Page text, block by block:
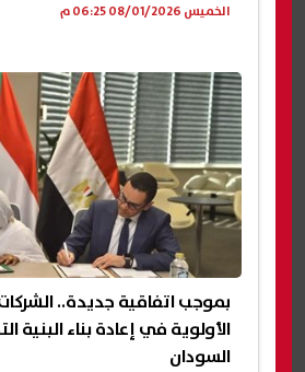
الخميس 08/01/2026 06:25 م
بموجب اتفاقية جديدة..
الأولوية في إعادة بناء البنية
السودان